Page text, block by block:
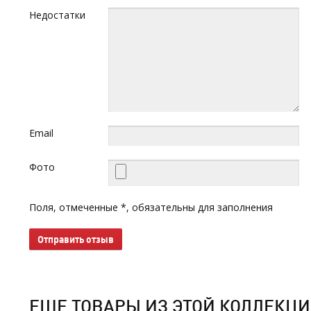
Недостатки
Email
Фото
Поля, отмеченные *, обязательны для заполнения
Отправить отзыв
ЕЩЕ ТОВАРЫ ИЗ ЭТОЙ